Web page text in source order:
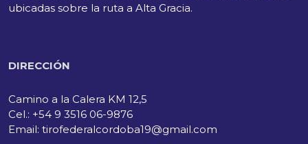
ubicadas sobre la ruta a Alta Gracia.
DIRECCIÓN
Camino a la Calera KM 12,5
Cel.: +54 9 3516 06-9876
Email: tirofederalcordoba19@gmail.com